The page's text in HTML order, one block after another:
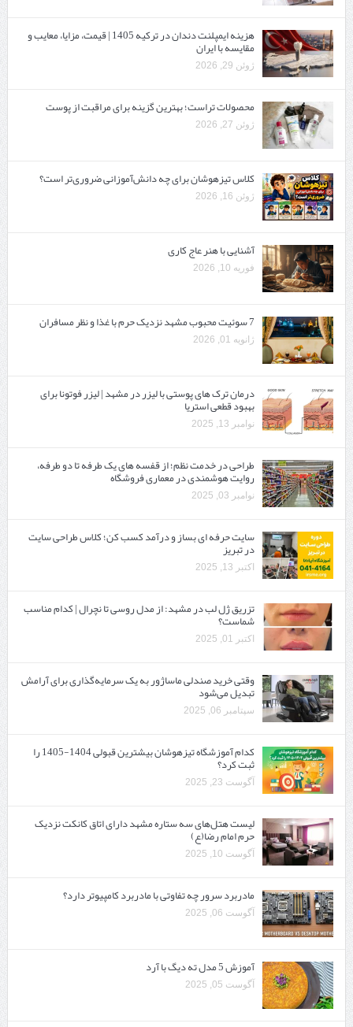
هزینه ایمپلنت دندان در ترکیه 1405 | قیمت، مزایا، معایب و
مقایسه با ایران
ژوئن 29, 2026
محصولات تراست؛ بهترین گزینه برای مراقبت از پوست
ژوئن 27, 2026
کلاس تیزهوشان برای چه دانش‌آموزانی ضروری‌تر است؟
ژوئن 16, 2026
آشنایی با هنر عاج کاری
فوریه 10, 2026
7 سوئیت محبوب مشهد نزدیک حرم با غذا و نظر مسافران
ژانویه 01, 2026
درمان ترک های پوستی با لیزر در مشهد | لیزر فوتونا برای
بهبود قطعی استریا
نوامبر 13, 2025
طراحی در خدمت نظم؛ از قفسه ‌های یک‌ طرفه تا دو طرفه،
روایت هوشمندی در معماری فروشگاه
نوامبر 03, 2025
سایت حرفه ‌ای بساز و درآمد کسب کن؛ کلاس طراحی سایت
در تبریز
اکتبر 13, 2025
تزریق ژل لب در مشهد: از مدل روسی تا نچرال | کدام مناسب
شماست؟
اکتبر 01, 2025
وقتی خرید صندلی ماساژور به یک سرمایه‌گذاری برای آرامش
تبدیل می‌شود
سپتامبر 06, 2025
کدام آموزشگاه تیزهوشان بیشترین قبولی 1404-1405 را
ثبت کرد؟
آگوست 23, 2025
لیست هتل‌های سه ستاره مشهد دارای اتاق کانکت نزدیک
حرم امام رضا(ع)
آگوست 10, 2025
مادربرد سرور چه تفاوتی با مادربرد کامپیوتر دارد؟
آگوست 06, 2025
آموزش 5 مدل ته دیگ با آرد
آگوست 05, 2025